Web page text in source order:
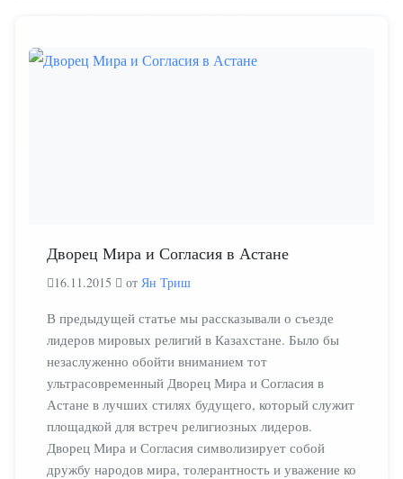
Дворец Мира и Согласия в Астане
16.11.2015 от Ян Триш
В предыдущей статье мы рассказывали о съезде
лидеров мировых религий в Казахстане. Было бы
незаслуженно обойти вниманием тот
ультрасовременный Дворец Мира и Согласия в
Астане в лучших стилях будущего, который служит
площадкой для встреч религиозных лидеров.
Дворец Мира и Согласия символизирует собой
дружбу народов мира, толерантность и уважение ко